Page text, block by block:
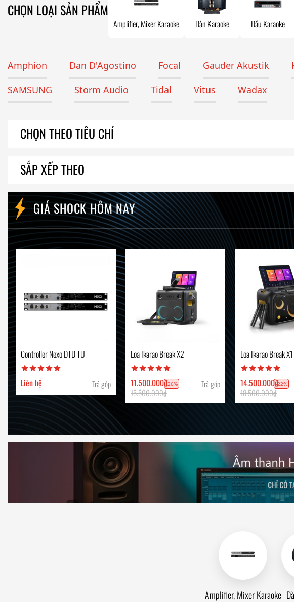
CHỌN LOẠI SẢN PHẨM
Amplifier, Mixer Karaoke Dàn Karaoke Đầu Karaoke
Amphion Dan D'Agostino Focal Gauder Akustik
SAMSUNG
Storm Audio Tidal Vitus Wadax
CHỌN THEO TIÊU CHÍ
SẮP XẾP THEO
GIÁ SHOCK HÔM NAY
Controller Nexo DTD TU
Liên hệ Trả góp
Loa Ikarao Break X2
11.500.000₫
15.500.000₫
-26% Trả góp
Loa Ikarao Break X1
14.500.000₫
18.500.000₫
-22%
Amplifier, Mixer Karaoke